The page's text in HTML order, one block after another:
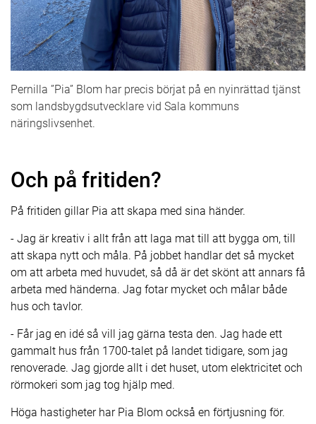
Pernilla ”Pia” Blom har precis börjat på en nyinrättad tjänst
som landsbygdsutvecklare vid Sala kommuns
näringslivsenhet.
Och på fritiden?
På fritiden gillar Pia att skapa med sina händer.
- Jag är kreativ i allt från att laga mat till att bygga om, till
att skapa nytt och måla. På jobbet handlar det så mycket
om att arbeta med huvudet, så då är det skönt att annars få
arbeta med händerna. Jag fotar mycket och målar både
hus och tavlor.
- Får jag en idé så vill jag gärna testa den. Jag hade ett
gammalt hus från 1700-talet på landet tidigare, som jag
renoverade. Jag gjorde allt i det huset, utom elektricitet och
rörmokeri som jag tog hjälp med.
Höga hastigheter har Pia Blom också en förtjusning för.